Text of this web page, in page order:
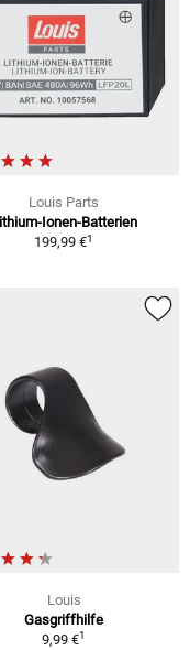
Louis Parts
Ionen-Batterien
199,99 €1
Louis
Gasgriffhilfe
9,99 €1